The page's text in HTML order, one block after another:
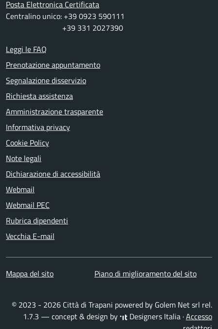
Posta Elettronica Certificata
Centralino unico: +39 0923 590111
+39 331 2027390
Leggi le FAQ
Prenotazione appuntamento
Segnalazione disservizio
Richiesta assistenza
Amministrazione trasparente
Informativa privacy
Cookie Policy
Note legali
Dichiarazione di accessibilità
Webmail
Webmail PEC
Rubrica dipendenti
Vecchia E-mail
Mappa del sito Piano di miglioramento del sito
© 2023 - 2026 Città di Trapani powered by Golem Net srl rel.
1.7.3 — concept & design by
Designers Italia ·Accesso